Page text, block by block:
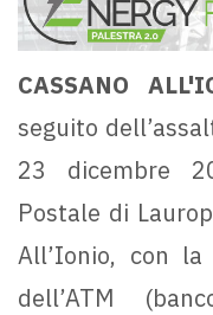
CASSANO
seguito
23 dicembre
Postale di
All’Ionio, con la
dell’ATM